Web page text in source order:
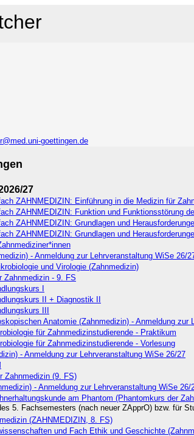
goettingen.de
27
ZAHNMEDIZIN: Einführung in die Medizin für
ZAHNMEDIZIN: Funktion und Funktionsstörung
ZAHNMEDIZIN: Grundlagen und
ZAHNMEDIZIN: Grundlagen und
- Anmeldung zur Lehrveranstaltung WiSe 26/
und Virologie (Zahnmedizin)
Zahnmedizin - 9. FS
I
II + Diagnostik II
III
Anatomie (Zahnmedizin) - Anmeldung zur
für Zahnmedizinstudierende - Praktikum
für Zahnmedizinstudierende - Vorlesung
- Anmeldung zur Lehrveranstaltung WiSe 26/27
Zahnmedizin (9. FS)
- Anmeldung zur Lehrveranstaltung WiSe 26/
am Phantom (Phantomkurs der
5. Fachsemesters (nach neuer ZApprO) bzw. für
(ZAHNMEDIZIN, 8. FS)
und Fach Ethik und Geschichte